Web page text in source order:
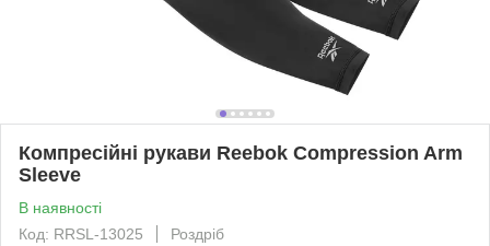
Компресійні рукави Reebok Compression Arm
Sleeve
В наявності
Код: RRSL-13025
Роздріб